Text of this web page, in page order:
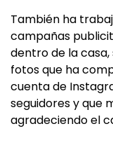
También ha
campañas
dentro de la casa,
fotos que ha
cuenta de
seguidores y que
agradeciendo el